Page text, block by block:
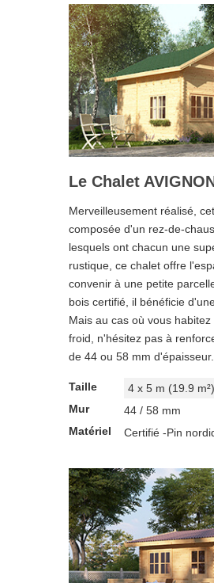
Le Chalet
Merveilleusement réalisé,
composée d'un rez-de-
lesquels ont chacun une
rustique, ce chalet offre
convenir à une petite
bois certifié, il bénéficie
Mais au cas où vous
froid, n'hésitez pas à
de 44 ou 58 mm d'épaisseur.
Taille
4 x 5 m (19.9
Mur
44 / 58 mm
Matériel
Certifié -Pin